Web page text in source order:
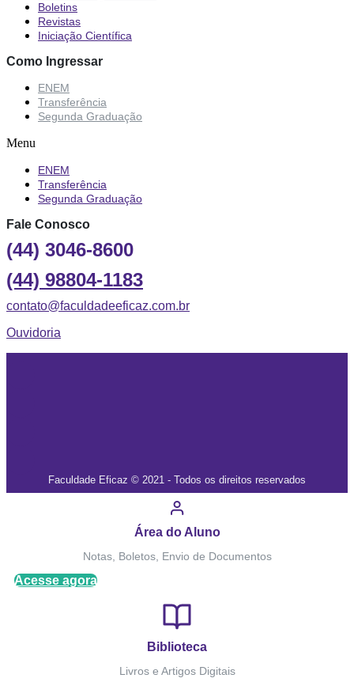
Boletins
Revistas
Iniciação Científica
Como Ingressar
ENEM
Transferência
Segunda Graduação
Menu
ENEM
Transferência
Segunda Graduação
Fale Conosco
(44) 3046-8600
(44) 98804-1183
contato@faculdadeeficaz.com.br
Ouvidoria
Faculdade Eficaz © 2021 - Todos os direitos reservados
Área do Aluno
Notas, Boletos, Envio de Documentos
Acesse agora
Biblioteca
Livros e Artigos Digitais